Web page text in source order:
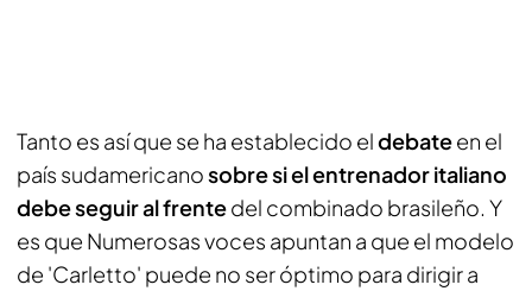
Tanto es así que se ha establecido eldebateen el
país sudamericanosobre si el entrenador italiano
debe seguir al frentedel combinado brasileño. Y
es que Numerosas voces apuntan a que el modelo
de 'Carletto' puede no ser óptimo para dirigir a